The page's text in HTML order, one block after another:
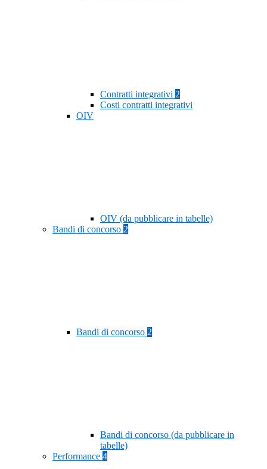
Contratti integrativi 2
Costi contratti integrativi
OIV
OIV (da pubblicare in tabelle)
Bandi di concorso 2
Bandi di concorso 2
Bandi di concorso (da pubblicare in
tabelle)
Performance 4